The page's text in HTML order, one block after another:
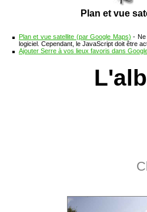
Plan et vue
Plan et vue satellite (par Google Maps) - Ne
logiciel. Cependant, le JavaScript doit être
Ajouter Serre à vos lieux favoris dans